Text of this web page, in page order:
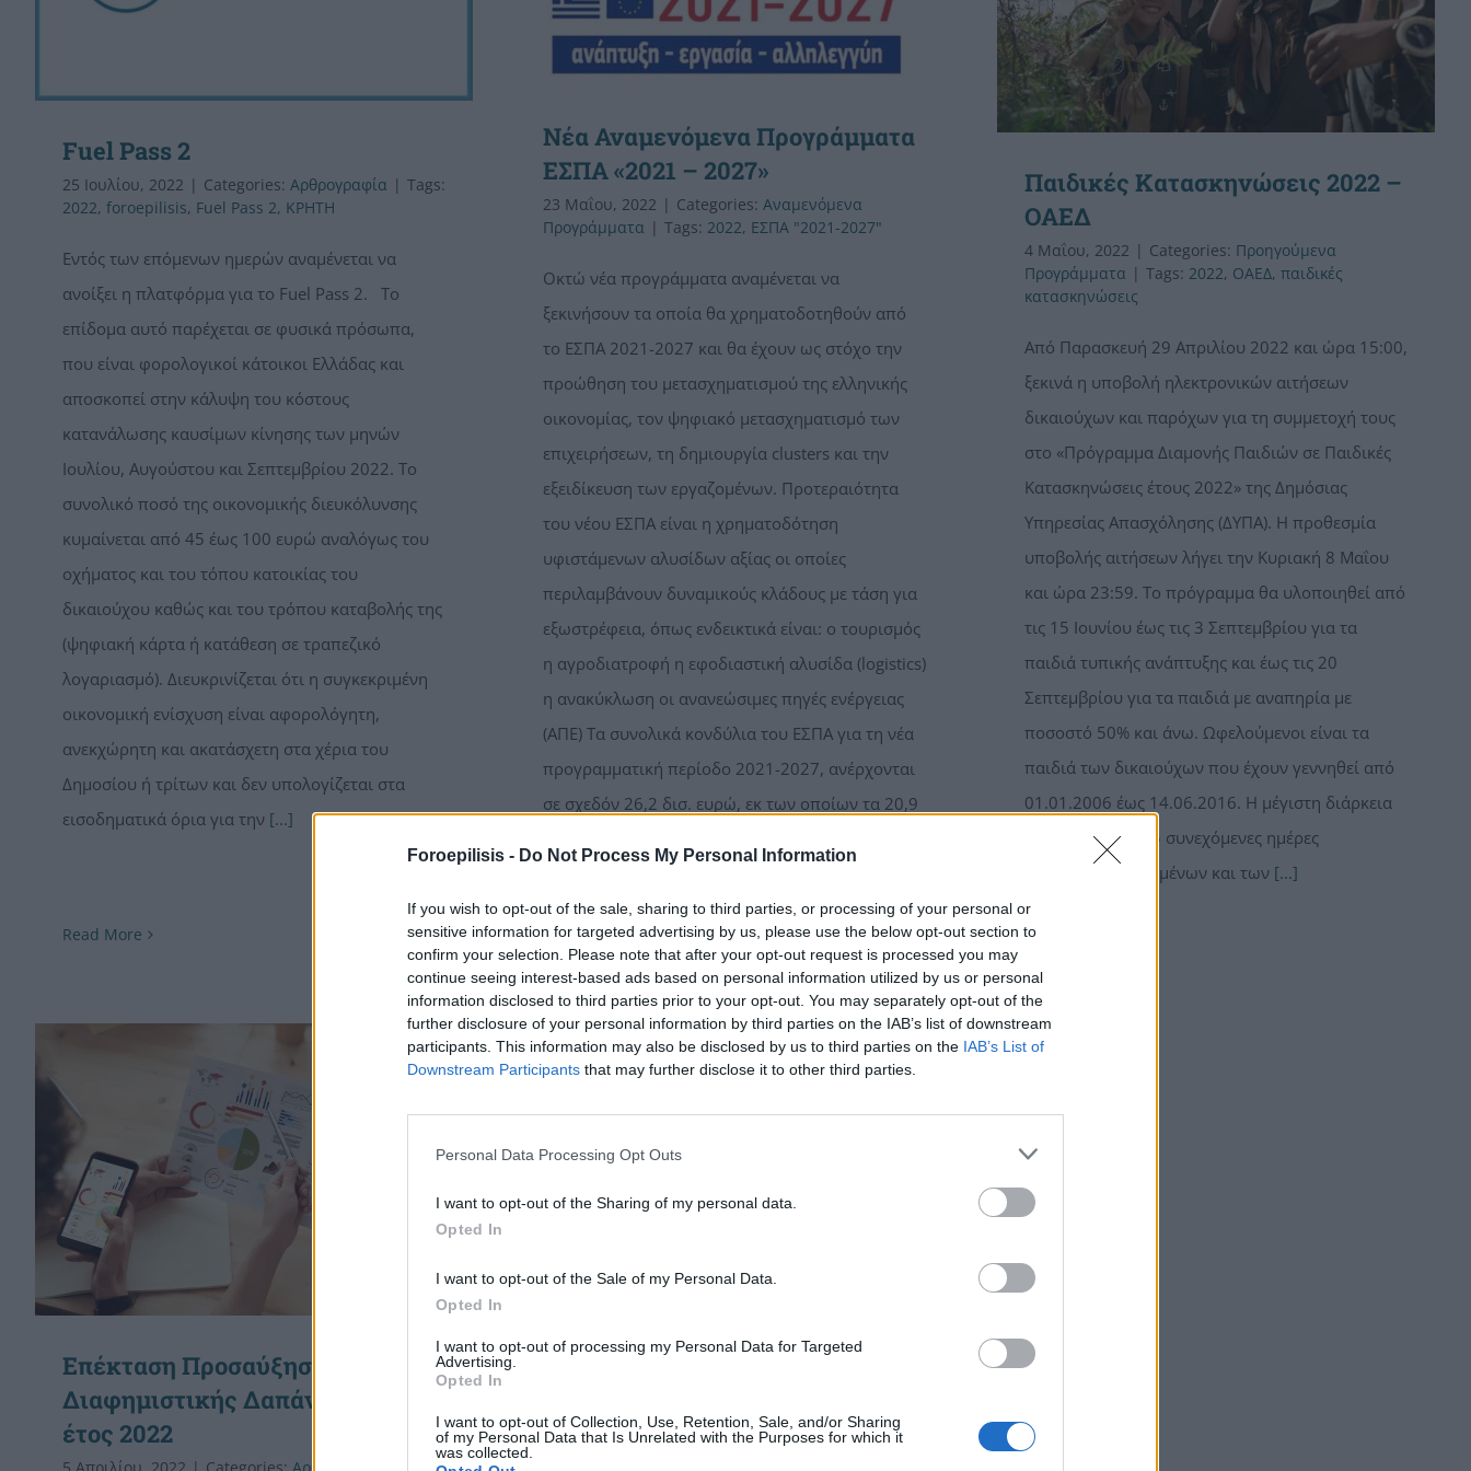
Foroepilisis - Do Not Process My Personal Information
If you wish to opt-out of the sale, sharing to third parties, or processing of your personal or
sensitive information for targeted advertising by us, please use the below opt-out section to
confirm your selection. Please note that after your opt-out request is processed you may
continue seeing interest-based ads based on personal information utilized by us or personal
information disclosed to third parties prior to your opt-out. You may separately opt-out of the
further disclosure of your personal information by third parties on the IAB’s list of downstream
participants. This information may also be disclosed by us to third parties on the IAB’s List of
Downstream Participants that may further disclose it to other third parties.
Personal Data Processing Opt Outs
I want to opt-out of the Sharing of my personal data.
Opted In
I want to opt-out of the Sale of my Personal Data.
Opted In
I want to opt-out of processing my Personal Data for Targeted
Advertising.
Opted In
I want to opt-out of Collection, Use, Retention, Sale, and/or Sharing
of my Personal Data that Is Unrelated with the Purposes for which it
was collected.
Fuel Pass 2
25 Ιουλίου, 2022 | Categories: Αρθρογραφία | Tags:
2022, foroepilisis, Fuel Pass 2, ΚΡΗΤΗ
Εντός των επόμενων ημερών αναμένεται να
ανοίξει η πλατφόρμα για το Fuel Pass 2. Το
επίδομα αυτό παρέχεται σε φυσικά πρόσωπα,
που είναι φορολογικοί κάτοικοι Ελλάδας και
αποσκοπεί στην κάλυψη του κόστους
κατανάλωσης καυσίμων κίνησης των μηνών
Ιουλίου, Αυγούστου και Σεπτεμβρίου 2022. Το
συνολικό ποσό της οικονομικής διευκόλυνσης
κυμαίνεται από 45 έως 100 ευρώ αναλόγως του
οχήματος και του τόπου κατοικίας του
δικαιούχου καθώς και του τρόπου καταβολής της
(ψηφιακή κάρτα ή κατάθεση σε τραπεζικό
λογαριασμό). Διευκρινίζεται ότι η συγκεκριμένη
οικονομική ενίσχυση είναι αφορολόγητη,
ανεκχώρητη και ακατάσχετη στα χέρια του
Δημοσίου ή τρίτων και δεν υπολογίζεται στα
εισοδηματικά όρια για την [...]
Read More
Νέα Αναμενόμενα Προγράμματα
ΕΣΠΑ «2021 – 2027»
23 Μαΐου, 2022 | Categories: Αναμενόμενα
Προγράμματα | Tags: 2022, ΕΣΠΑ "2021-2027"
Οκτώ νέα προγράμματα αναμένεται να
ξεκινήσουν τα οποία θα χρηματοδοτηθούν από
το ΕΣΠΑ 2021-2027 και θα έχουν ως στόχο την
προώθηση του μετασχηματισμού της ελληνικής
οικονομίας, τον ψηφιακό μετασχηματισμό των
επιχειρήσεων, τη δημιουργία clusters και την
εξειδίκευση των εργαζομένων. Προτεραιότητα
του νέου ΕΣΠΑ είναι η χρηματοδότηση
υφιστάμενων αλυσίδων αξίας οι οποίες
περιλαμβάνουν δυναμικούς κλάδους με τάση για
εξωστρέφεια, όπως ενδεικτικά είναι: ο τουρισμός
η αγροδιατροφή η εφοδιαστική αλυσίδα (logistics)
η ανακύκλωση οι ανανεώσιμες πηγές ενέργειας
(ΑΠΕ) Τα συνολικά κονδύλια του ΕΣΠΑ για τη νέα
προγραμματική περίοδο 2021-2027, ανέρχονται
σε σχεδόν 26,2 δισ. ευρώ, εκ των οποίων τα 20,9
Read More
Παιδικές Κατασκηνώσεις 2022 –
ΟΑΕΔ
4 Μαΐου, 2022 | Categories: Προηγούμενα
Προγράμματα | Tags: 2022, OAEΔ, παιδικές
κατασκηνώσεις
Από Παρασκευή 29 Απριλίου 2022 και ώρα 15:00,
ξεκινά η υποβολή ηλεκτρονικών αιτήσεων
δικαιούχων και παρόχων για τη συμμετοχή τους
στο «Πρόγραμμα Διαμονής Παιδιών σε Παιδικές
Κατασκηνώσεις έτους 2022» της Δημόσιας
Υπηρεσίας Απασχόλησης (ΔΥΠΑ). Η προθεσμία
υποβολής αιτήσεων λήγει την Κυριακή 8 Μαΐου
και ώρα 23:59. Το πρόγραμμα θα υλοποιηθεί από
τις 15 Ιουνίου έως τις 3 Σεπτεμβρίου για τα
παιδιά τυπικής ανάπτυξης και έως τις 20
Σεπτεμβρίου για τα παιδιά με αναπηρία με
ποσοστό 50% και άνω. Ωφελούμενοι είναι τα
παιδιά των δικαιούχων που έχουν γεννηθεί από
01.01.2006 έως 14.06.2016. Η μέγιστη διάρκεια
διαμονής είναι 15 συνεχόμενες ημέρες
(συμπεριλαμβανομένων και των [...]
Read More
Επέκταση Προσαύξησης
Διαφημιστικής Δαπάνης για το
έτος 2022